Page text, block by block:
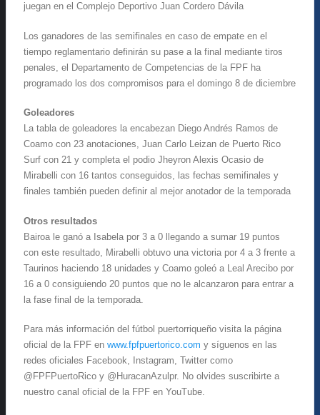
juegan en el Complejo Deportivo Juan Cordero Dávila
Los ganadores de las semifinales en caso de empate en el
tiempo reglamentario definirán su pase a la final mediante tiros
penales, el Departamento de Competencias de la FPF ha
programado los dos compromisos para el domingo 8 de diciembre
Goleadores
La tabla de goleadores la encabezan Diego Andrés Ramos de
Coamo con 23 anotaciones, Juan Carlo Leizan de Puerto Rico
Surf con 21 y completa el podio Jheyron Alexis Ocasio de
Mirabelli con 16 tantos conseguidos, las fechas semifinales y
finales también pueden definir al mejor anotador de la temporada
Otros resultados
Bairoa le ganó a Isabela por 3 a 0 llegando a sumar 19 puntos
con este resultado, Mirabelli obtuvo una victoria por 4 a 3 frente a
Taurinos haciendo 18 unidades y Coamo goleó a Leal Arecibo por
16 a 0 consiguiendo 20 puntos que no le alcanzaron para entrar a
la fase final de la temporada.
Para más información del fútbol puertorriqueño visita la página
oficial de la FPF en www.fpfpuertorico.com y síguenos en las
redes oficiales Facebook, Instagram, Twitter como
@FPFPuertoRico y @HuracanAzulpr. No olvides suscribirte a
nuestro canal oficial de la FPF en YouTube.